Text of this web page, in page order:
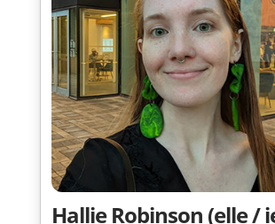
Hallie Robinson (elle /